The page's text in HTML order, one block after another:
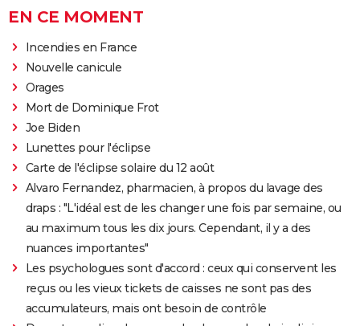
EN CE MOMENT
Incendies en France
Nouvelle canicule
Orages
Mort de Dominique Frot
Joe Biden
Lunettes pour l'éclipse
Carte de l'éclipse solaire du 12 août
Alvaro Fernandez, pharmacien, à propos du lavage des
draps : "L'idéal est de les changer une fois par semaine, ou
au maximum tous les dix jours. Cependant, il y a des
nuances importantes"
Les psychologues sont d'accord : ceux qui conservent les
reçus ou les vieux tickets de caisses ne sont pas des
accumulateurs, mais ont besoin de contrôle